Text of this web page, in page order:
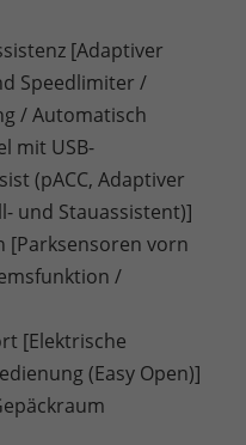
[Adaptiver
Speedlimiter /
/ Automatisch
mit USB-
(pACC, Adaptiver
und Stauassistent)]
[Parksensoren vorn
/
[Elektrische
(Easy Open)]